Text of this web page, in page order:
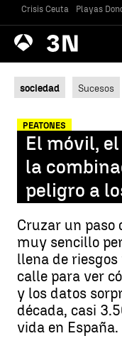
Crisis Ceuta Playas
Antena
3 Noticias
sociedad Sucesos
PEATONES
El móvil,
la
peligro a
Cruzar un paso
muy sencillo
llena de
calle para ver
y los datos
década, casi
vida en España.